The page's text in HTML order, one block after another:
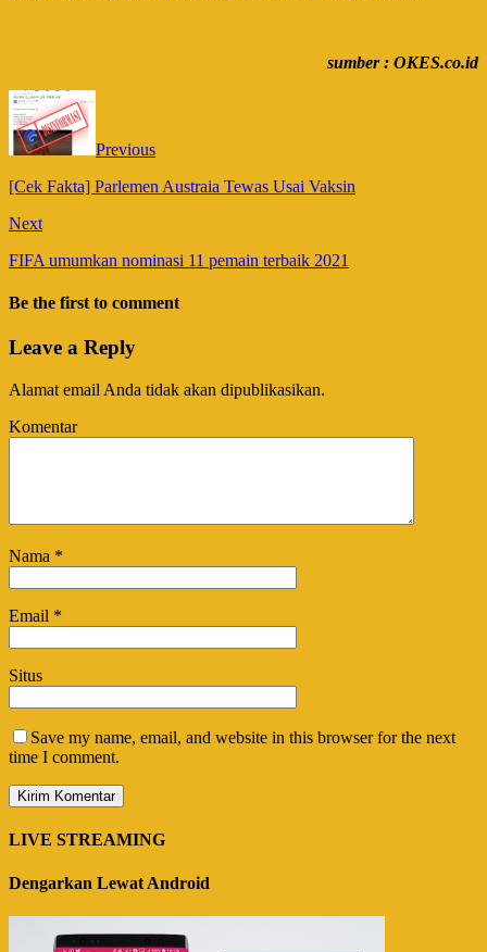
sumber : OKES.co.id
Previous
[Cek Fakta] Parlemen Austraia Tewas Usai Vaksin
Next
FIFA umumkan nominasi 11 pemain terbaik 2021
Be the first to comment
Leave a Reply
Alamat email Anda tidak akan dipublikasikan.
Komentar
Nama *
Email *
Situs
Save my name, email, and website in this browser for the next
time I comment.
LIVE STREAMING
Dengarkan Lewat Android